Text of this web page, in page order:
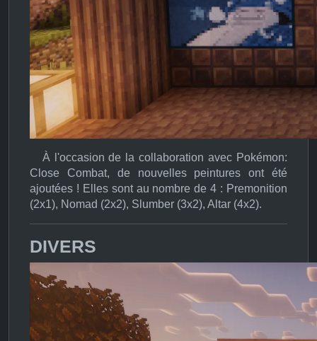
À l'occasion de la collaboration avec Pokémon:
Close Combat, de nouvelles peintures ont été
ajoutées ! Elles sont au nombre de 4 : Premonition
(2x1), Nomad (2x2), Slumber (3x2), Altar (4x2).
DIVERS